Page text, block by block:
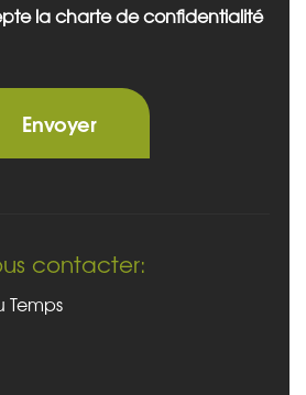
la charte de confidentialité
contacter:
Temps